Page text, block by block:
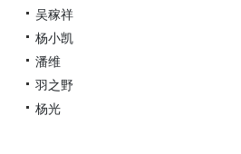
吴稼祥
杨小凯
潘维
羽之野
杨光